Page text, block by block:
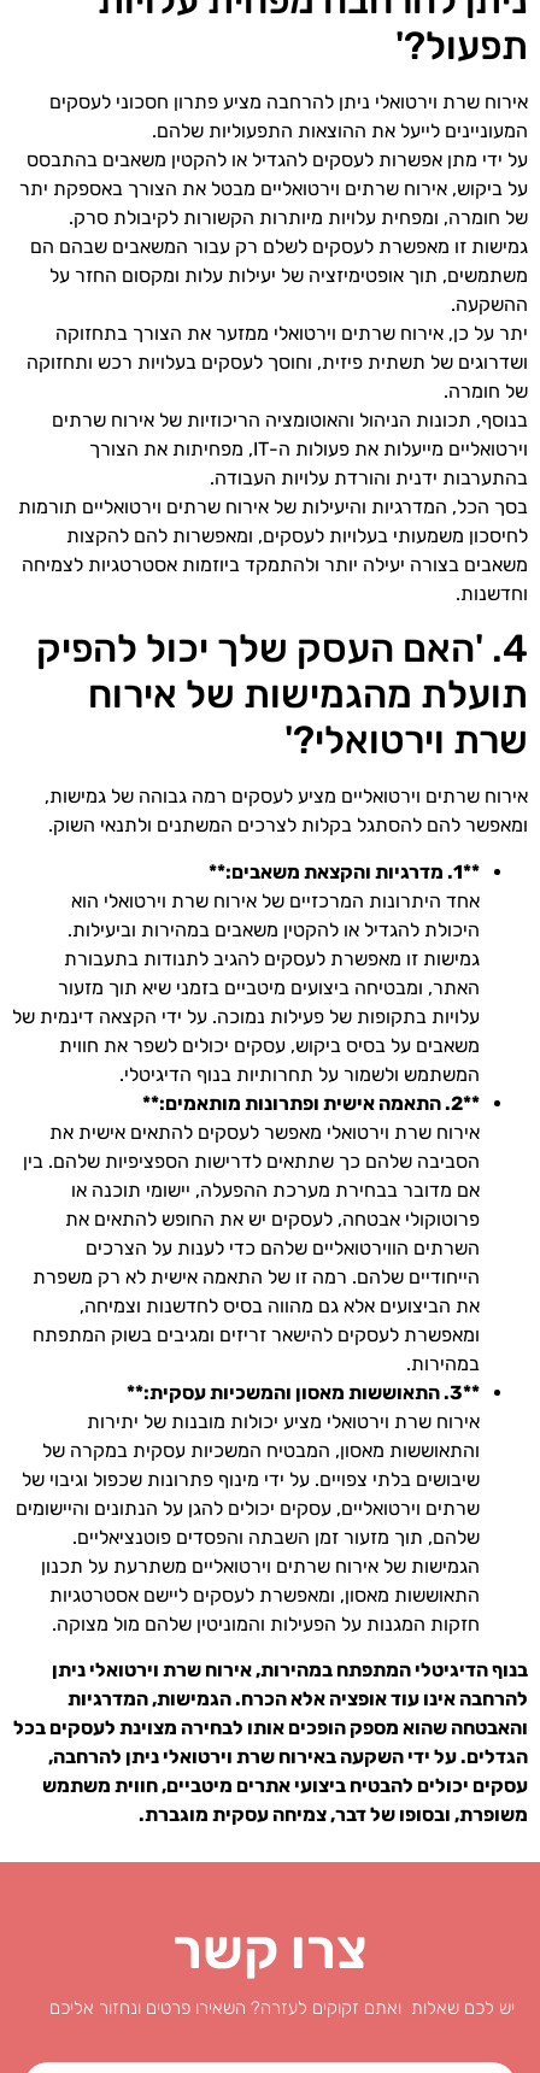
תפעול?'
אירוח שרת וירטואלי ניתן להרחבה מציע פתרון חסכוני לעסקים
המעוניינים לייעל את ההוצאות התפעוליות שלהם.
על ידי מתן אפשרות לעסקים להגדיל או להקטין משאבים בהתבסס
על ביקוש, אירוח שרתים וירטואליים מבטל את הצורך באספקת יתר
של חומרה, ומפחית עלויות מיותרות הקשורות לקיבולת סרק.
גמישות זו מאפשרת לעסקים לשלם רק עבור המשאבים שבהם הם
משתמשים, תוך אופטימיזציה של יעילות עלות ומקסום החזר על
ההשקעה.
יתר על כן, אירוח שרתים וירטואלי ממזער את הצורך בתחזוקה
ושדרוגים של תשתית פיזית, וחוסך לעסקים בעלויות רכש ותחזוקה
של חומרה.
בנוסף, תכונות הניהול והאוטומציה הריכוזיות של אירוח שרתים
וירטואליים מייעלות את פעולות ה-IT, מפחיתות את הצורך
בהתערבות ידנית והורדת עלויות העבודה.
בסך הכל, המדרגיות והיעילות של אירוח שרתים וירטואליים תורמות
לחיסכון משמעותי בעלויות לעסקים, ומאפשרות להם להקצות
משאבים בצורה יעילה יותר ולהתמקד ביוזמות אסטרטגיות לצמיחה
וחדשנות.
4. 'האם העסק שלך יכול להפיק
תועלת מהגמישות של אירוח
שרת וירטואלי?'
אירוח שרתים וירטואליים מציע לעסקים רמה גבוהה של גמישות,
ומאפשר להם להסתגל בקלות לצרכים המשתנים ולתנאי השוק.
**1. מדרגיות והקצאת משאבים:**
אחד היתרונות המרכזיים של אירוח שרת וירטואלי הוא
היכולת להגדיל או להקטין משאבים במהירות וביעילות.
גמישות זו מאפשרת לעסקים להגיב לתנודות בתעבורת
האתר, ומבטיחה ביצועים מיטביים בזמני שיא תוך מזעור
עלויות בתקופות של פעילות נמוכה. על ידי הקצאה דינמית של
משאבים על בסיס ביקוש, עסקים יכולים לשפר את חווית
המשתמש ולשמור על תחרותיות בנוף הדיגיטלי.
**2. התאמה אישית ופתרונות מותאמים:**
אירוח שרת וירטואלי מאפשר לעסקים להתאים אישית את
הסביבה שלהם כך שתתאים לדרישות הספציפיות שלהם. בין
אם מדובר בבחירת מערכת ההפעלה, יישומי תוכנה או
פרוטוקולי אבטחה, לעסקים יש את החופש להתאים את
השרתים הווירטואליים שלהם כדי לענות על הצרכים
הייחודיים שלהם. רמה זו של התאמה אישית לא רק משפרת
את הביצועים אלא גם מהווה בסיס לחדשנות וצמיחה,
ומאפשרת לעסקים להישאר זריזים ומגיבים בשוק המתפתח
במהירות.
**3. התאוששות מאסון והמשכיות עסקית:**
אירוח שרת וירטואלי מציע יכולות מובנות של יתירות
והתאוששות מאסון, המבטיח המשכיות עסקית במקרה של
שיבושים בלתי צפויים. על ידי מינוף פתרונות שכפול וגיבוי של
שרתים וירטואליים, עסקים יכולים להגן על הנתונים והיישומים
שלהם, תוך מזעור זמן השבתה והפסדים פוטנציאליים.
הגמישות של אירוח שרתים וירטואליים משתרעת על תכנון
התאוששות מאסון, ומאפשרת לעסקים ליישם אסטרטגיות
חזקות המגנות על הפעילות והמוניטין שלהם מול מצוקה.
בנוף הדיגיטלי המתפתח במהירות, אירוח שרת וירטואלי ניתן
להרחבה אינו עוד אופציה אלא הכרח. הגמישות, המדרגיות
והאבטחה שהוא מספק הופכים אותו לבחירה מצוינת לעסקים בכל
הגדלים. על ידי השקעה באירוח שרת וירטואלי ניתן להרחבה,
עסקים יכולים להבטיח ביצועי אתרים מיטביים, חווית משתמש
משופרת, ובסופו של דבר, צמיחה עסקית מוגברת.
צרו קשר
יש לכם שאלות ואתם זקוקים לעזרה? השאירו פרטים ונחזור אליכם